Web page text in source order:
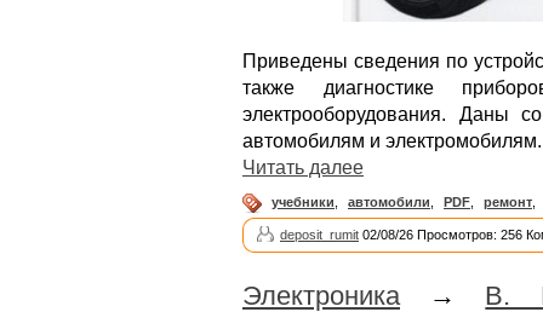
Приведены сведения по
также диагностике
электрооборудования. Даны
автомобилям и
Читать далее
учебники автомобили PDF ремонт
deposit_rumit 02/08/26 Просмотров: 256
Электроника→ В.